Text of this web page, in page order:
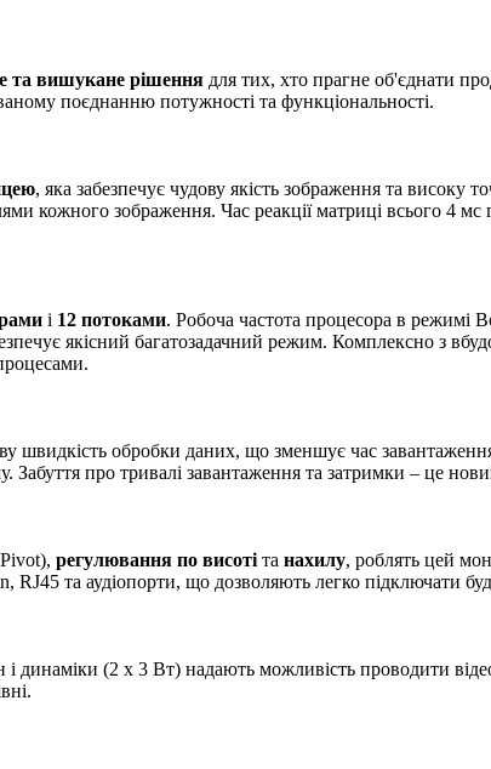
та вишукане рішення для тих, хто прагне об'єднати
поєднанню потужності та функціональності.
, яка забезпечує чудову якість зображення та високу
кожного зображення. Час реакції матриці всього 4
і 12 потоками. Робоча частота процесора в режимі
якісний багатозадачний режим. Комплексно з
швидкість обробки даних, що зменшує час
Забуття про тривалі завантаження та затримки – це
регулювання по висоті та нахилу, роблять цей
та аудіопорти, що дозволяють легко підключати
динаміки (2 x 3 Вт) надають можливість проводити